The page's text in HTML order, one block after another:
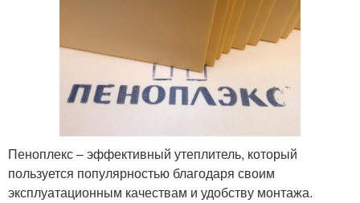
Пеноплекс – эффективный утеплитель, который
пользуется популярностью благодаря своим
эксплуатационным качествам и удобству монтажа.